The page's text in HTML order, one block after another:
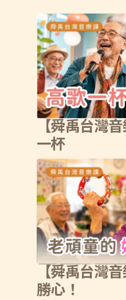
【舜禹台灣
一杯
【舜禹台灣
勝心！